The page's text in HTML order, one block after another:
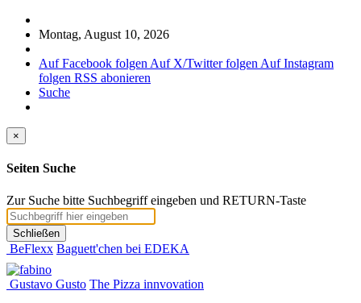
Montag, August 10, 2026
Auf Facebook folgen Auf X/Twitter folgen Auf Instagram
folgen RSS abonieren
Suche
×
Seiten Suche
Zur Suche bitte Suchbegriff eingeben und RETURN-Taste
Schließen
BeFlexx Baguett'chen bei EDEKA
Gustavo Gusto The Pizza innvovation